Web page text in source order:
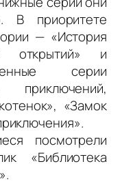
В приоритете
— «История
открытий» и
серии
приключений,
«Замок
посмотрели
«Библиотека